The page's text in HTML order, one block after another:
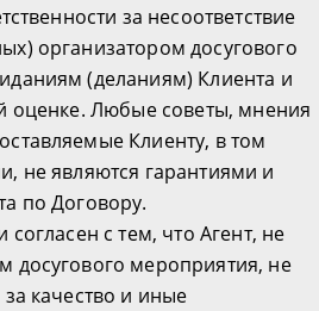
за несоответствие
организатором досугового
(деланиям) Клиента и
оценке. Любые советы, мнения
Клиенту, в том
не являются гарантиями и
по Договору.
с тем, что Агент, не
досугового мероприятия, не
за качество и иные